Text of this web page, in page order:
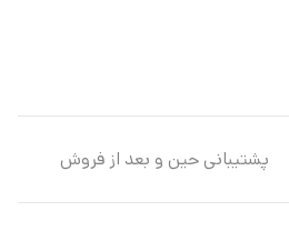
پشتیبانی حین و بعد از فروش